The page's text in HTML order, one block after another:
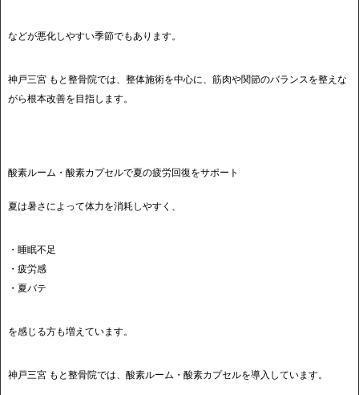
などが悪化しやすい季節でもあります。
神戸三宮 もと整骨院では、整体施術を中心に、筋肉や関節のバランスを整えな
がら根本改善を目指します。
酸素ルーム・酸素カプセルで夏の疲労回復をサポート
夏は暑さによって体力を消耗しやすく、
・睡眠不足
・疲労感
・夏バテ
を感じる方も増えています。
神戸三宮 もと整骨院では、酸素ルーム・酸素カプセルを導入しています。